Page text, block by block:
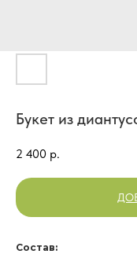
Букет из
2 400 р.
Состав: